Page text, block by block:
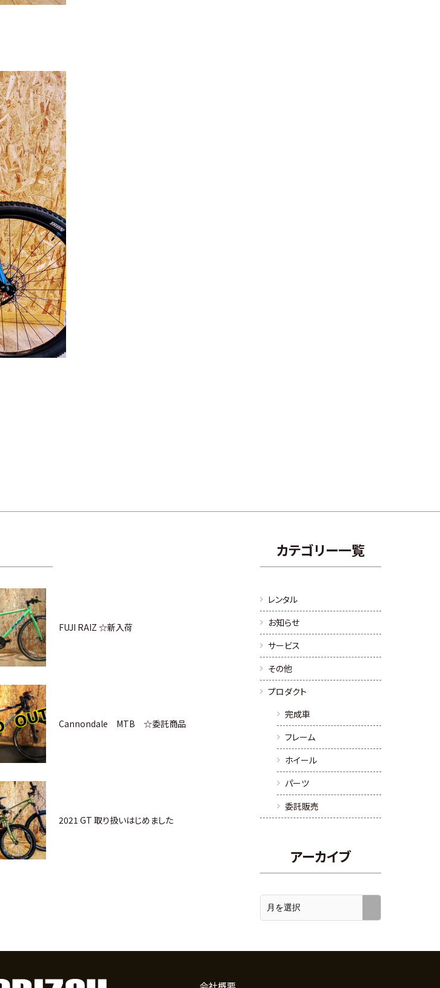
FUJI RAIZ ☆新入荷
Cannondale MTB ☆委託商品
2021 GT 取り扱いはじめました
カテゴリー一覧
レンタル
お知らせ
サービス
その他
プロダクト
完成車
フレーム
ホイール
パーツ
委託販売
アーカイブ